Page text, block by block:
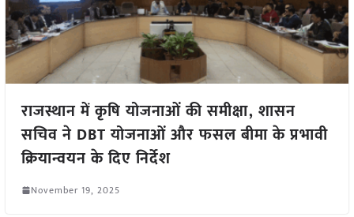
राजस्थान में कृषि योजनाओं की समीक्षा, शासन
सचिव ने DBT योजनाओं और फसल बीमा के प्रभावी
क्रियान्वयन के दिए निर्देश
November 19, 2025